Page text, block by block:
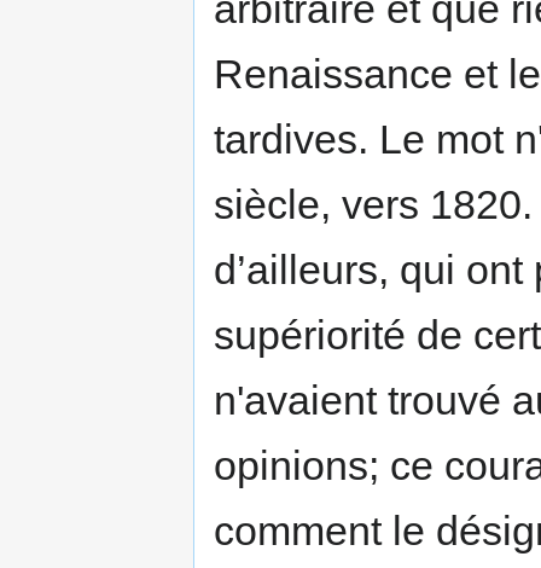
Renaissance et
tardives. Le mot
siècle, vers
d’ailleurs, qui
supériorité de
n'avaient trouvé
opinions; ce
comment le